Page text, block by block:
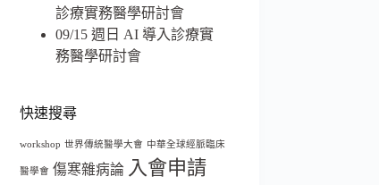
診療實務醫學研討會
­­09/15 週日 AI 導入診療實
務醫學研討會
快速搜尋
workshop 世界傳統醫學大會 中華全球經脈臨床
醫學會 傷寒雜病論 入會申請